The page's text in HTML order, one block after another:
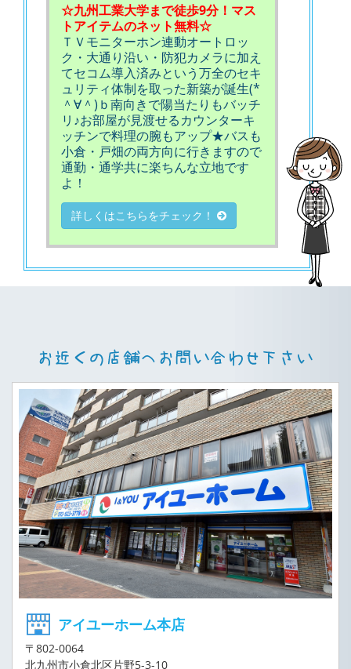
☆九州工業大学まで徒歩9分！マス
トアイテムのネット無料☆
ＴＶモニターホン連動オートロッ
ク・大通り沿い・防犯カメラに加え
てセコム導入済みという万全のセキ
ュリティ体制を取った新築が誕生(*
＾∀＾)ｂ南向きで陽当たりもバッチ
リ♪お部屋が見渡せるカウンターキ
ッチンで料理の腕もアップ★バスも
小倉・戸畑の両方向に行きますので
通勤・通学共に楽ちんな立地です
よ！
詳しくはこちらをチェック！
アイユーホーム本店
〒802-0064
北九州市小倉北区片野5-3-10